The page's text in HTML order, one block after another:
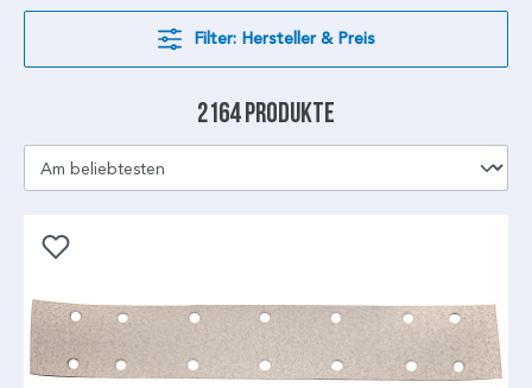
Filter: Hersteller & Preis
2164 Produkte